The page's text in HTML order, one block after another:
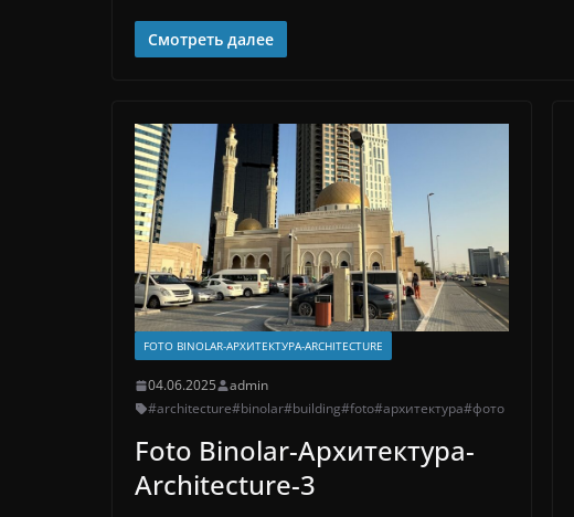
Смотреть далее
FOTO BINOLAR-АРХИТЕКТУРА-ARCHITECTURE
04.06.2025
admin
#architecture#binolar#building#foto#архитектура#фото
Foto Binolar-Архитектура-
Architecture-3